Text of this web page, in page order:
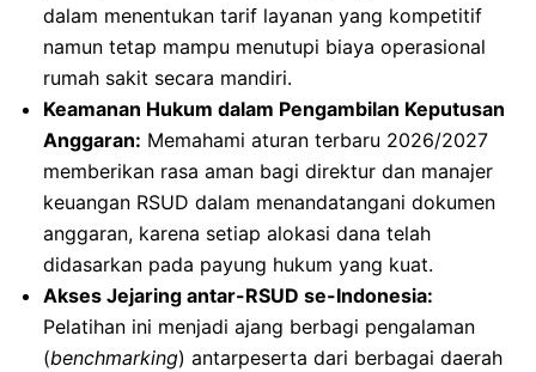
dalam menentukan tarif layanan yang kompetitif
namun tetap mampu menutupi biaya operasional
rumah sakit secara mandiri.
Keamanan Hukum dalam Pengambilan Keputusan
Anggaran: Memahami aturan terbaru 2026/2027
memberikan rasa aman bagi direktur dan manajer
keuangan RSUD dalam menandatangani dokumen
anggaran, karena setiap alokasi dana telah
didasarkan pada payung hukum yang kuat.
Akses Jejaring antar-RSUD se-Indonesia:
Pelatihan ini menjadi ajang berbagi pengalaman
(benchmarking) antarpeserta dari berbagai daerah